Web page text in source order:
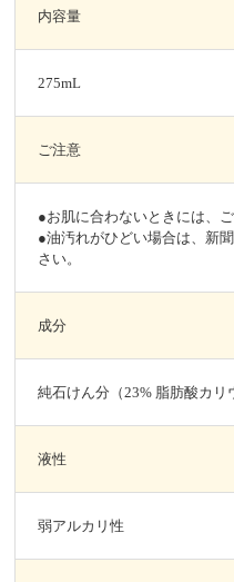
内容量
275mL
ご注意
●お肌に合わないときには、
●油汚れがひどい場合は、新
さい。
成分
純石けん分（23% 脂肪酸カリ
液性
弱アルカリ性